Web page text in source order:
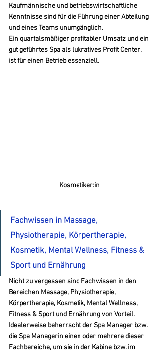
Kaufmännische und betriebswirtschaftliche
Kenntnisse sind für die Führung einer Abteilung
und eines Teams unumgänglich.
Ein quartalsmäßiger profitabler Umsatz und ein
gut geführtes Spa als lukratives Profit Center,
ist für einen Betrieb essenziell.
Kosmetiker:in
Fachwissen in Massage,
Physiotherapie, Körpertherapie,
Kosmetik, Mental Wellness, Fitness &
Sport und Ernährung
Nicht zu vergessen sind Fachwissen in den
Bereichen Massage, Physiotherapie,
Körpertherapie, Kosmetik, Mental Wellness,
Fitness & Sport und Ernährung von Vorteil.
Idealerweise beherrscht der Spa Manager bzw.
die Spa Managerin einen oder mehrere dieser
Fachbereiche, um sie in der Kabine bzw. im